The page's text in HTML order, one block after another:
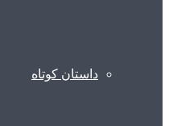
داستان کوتاه